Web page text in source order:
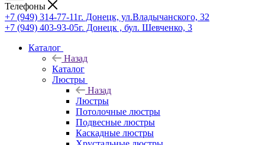
Телефоны
+7 (949) 314-77-11г. Донецк, ул.Владычанского, 32
+7 (949) 403-93-05г. Донецк , бул. Шевченко, 3
Каталог
Назад
Каталог
Люстры
Назад
Люстры
Потолочные люстры
Подвесные люстры
Каскадные люстры